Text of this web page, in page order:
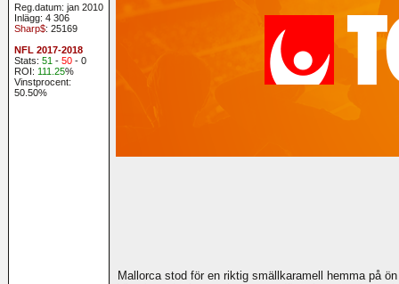
Reg.datum: jan 2010
Inlägg: 4 306
Sharp$: 25169
NFL 2017-2018
Stats: 51 - 50- 0
ROI: 111.25%
Vinstprocent:
50.50%
Mallorca stod för en riktig smällkaramell hemma på